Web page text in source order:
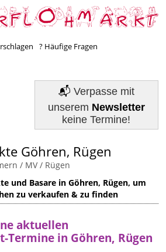
? Häufige Fragen
📬 Verpasse mit
unserem Newsletter
keine Termine!
Göhren, Rügen
/ MV/ Rügen
und Basare in Göhren, Rügen, um
zu verkaufen & zu finden
aktuellen
in Göhren, Rügen